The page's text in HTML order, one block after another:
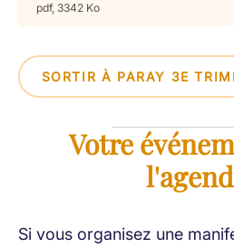
pdf, 3342 Ko
SORTIR À PARAY 3E
Votre
Si vous organisez une